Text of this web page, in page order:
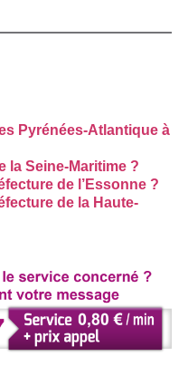
Pyrénées-Atlantique à
la Seine-Maritime ?
de l’Essonne ?
de la Haute-